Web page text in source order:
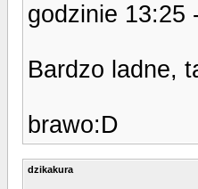
godzinie 13:25
Bardzo ladne,
brawo:D
dzikakura